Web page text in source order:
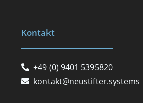
Kontakt
+49 (0) 9401 5395820
kontakt@neustifter.systems